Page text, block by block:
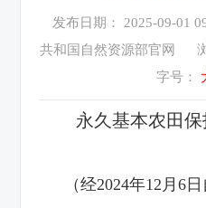
发布日期： 2025-09-01
共和国自然资源部官网
字号：
永久基本农田
（经2024年12月6